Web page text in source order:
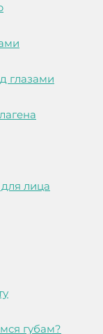
глазами
лица
губам?